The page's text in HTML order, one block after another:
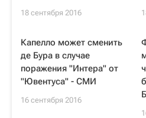
18 сентября 2016
Капелло может сменить
де Бура в случае
поражения "Интера" от
"Ювентуса" - СМИ
16 сентября 2016